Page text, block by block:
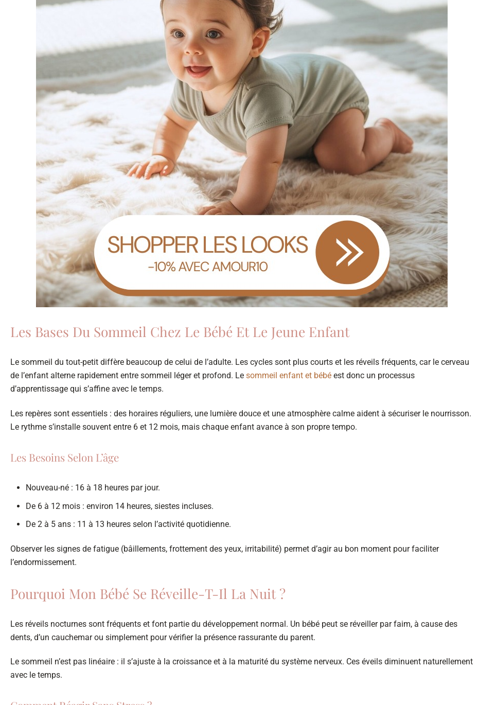
Les Bases Du Sommeil Chez Le Bébé Et Le Jeune Enfant
Le sommeil du tout-petit diffère beaucoup de celui de l’adulte. Les cycles sont plus courts et les réveils fréquents, car le cerveau
de l’enfant alterne rapidement entre sommeil léger et profond. Le sommeil enfant et bébé est donc un processus
d’apprentissage qui s’affine avec le temps.
Les repères sont essentiels : des horaires réguliers, une lumière douce et une atmosphère calme aident à sécuriser le nourrisson.
Le rythme s’installe souvent entre 6 et 12 mois, mais chaque enfant avance à son propre tempo.
Les Besoins Selon L’âge
Nouveau-né : 16 à 18 heures par jour.
De 6 à 12 mois : environ 14 heures, siestes incluses.
De 2 à 5 ans : 11 à 13 heures selon l’activité quotidienne.
Observer les signes de fatigue (bâillements, frottement des yeux, irritabilité) permet d’agir au bon moment pour faciliter
l’endormissement.
Pourquoi Mon Bébé Se Réveille-T-Il La Nuit ?
Les réveils nocturnes sont fréquents et font partie du développement normal. Un bébé peut se réveiller par faim, à cause des
dents, d’un cauchemar ou simplement pour vérifier la présence rassurante du parent.
Le sommeil n’est pas linéaire : il s’ajuste à la croissance et à la maturité du système nerveux. Ces éveils diminuent naturellement
avec le temps.